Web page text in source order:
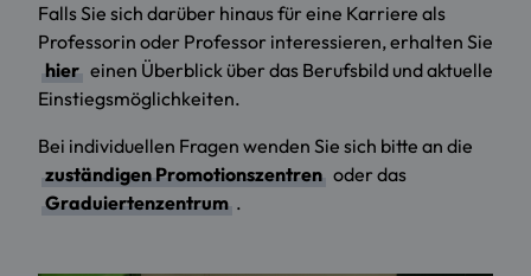
Falls Sie sich darüber hinaus für eine Karriere als
Professorin oder Professor interessieren, erhalten Sie
hier einen Überblick über das Berufsbild und aktuelle
Einstiegsmöglichkeiten.
Bei individuellen Fragen wenden Sie sich bitte an die
zuständigen Promotionszentren oder das
Graduiertenzentrum .